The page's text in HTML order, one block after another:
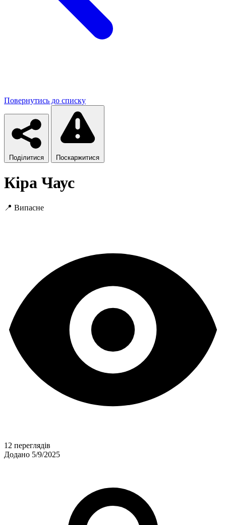
Повернутись до списку
Поділитися Поскаржитися
Кіра Чаус
📍 Випасне
12 переглядів
Додано 5/9/2025